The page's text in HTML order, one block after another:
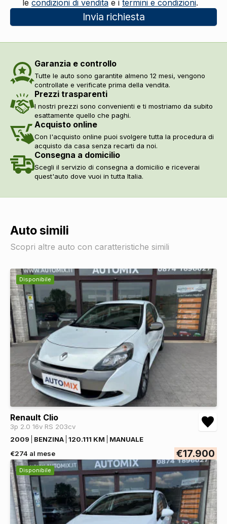
le condizioni di vendita e i termini e condizioni.
Invia richiesta
Garanzia e controllo
Tutte le auto sono garantite almeno 12 mesi, vengono
controllate e verificate prima della vendita.
Prezzi trasparenti
I nostri prezzi sono convenienti e ti mostriamo da subito
esattamente quello che paghi.
Acquisto online
Con l'acquisto online puoi svolgere tutta la procedura di
acquisto da casa senza recarti da noi.
Consegna a domicilio
Scegli il servizio di consegna a domicilio e riceverai
quest'auto dove vuoi in tutta Italia.
Auto simili
Scopri altre auto con caratteristiche simili
Disponibile
Renault Clio
3p 2.0 16v RS 203cv
2009
BENZINA 120.111 KM
MANUALE
€274 al mese
€17.900
Disponibile